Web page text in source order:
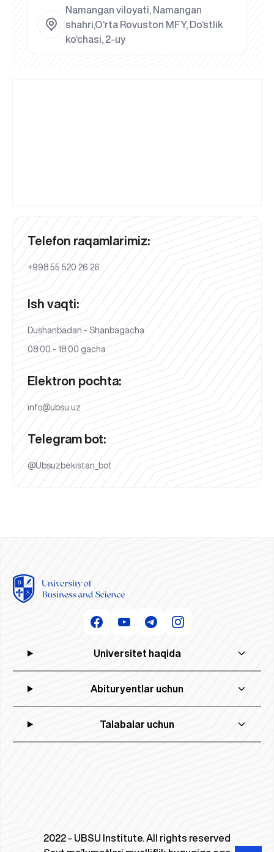
Namangan viloyati, Namangan
shahri,O‘rta Rovuston MFY, Do‘stlik
ko‘chasi, 2-uy
Telefon raqamlarimiz:
+998 55 520 26 26
Ish vaqti:
Dushanbadan - Shanbagacha
08:00 - 18:00 gacha
Elektron pochta:
info@ubsu.uz
Telegram bot:
@Ubsuzbekistan_bot
Universitet haqida
Abituryentlar uchun
Talabalar uchun
2022 - UBSU Institute. All rights reserved